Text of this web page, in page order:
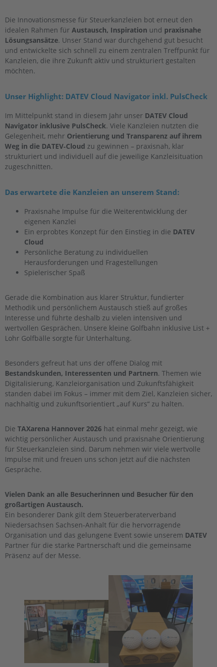
Die Innovationsmesse für Steuerkanzleien bot erneut den
idealen Rahmen für Austausch, Inspiration und praxisnahe
Lösungsansätze. Unser Stand war durchgehend gut besucht
und entwickelte sich schnell zu einem zentralen Treffpunkt für
Kanzleien, die ihre Zukunft aktiv und strukturiert gestalten
möchten.
Unser Highlight: DATEV Cloud Navigator inkl. PulsCheck
Im Mittelpunkt stand in diesem Jahr unser DATEV Cloud
Navigator inklusive PulsCheck. Viele Kanzleien nutzten die
Gelegenheit, mehr Orientierung und Transparenz auf ihrem
Weg in die DATEV‑Cloud zu gewinnen – praxisnah, klar
strukturiert und individuell auf die jeweilige Kanzleisituation
zugeschnitten.
Das erwartete die Kanzleien an unserem Stand:
Praxisnahe Impulse für die Weiterentwicklung der
eigenen Kanzlei
Ein erprobtes Konzept für den Einstieg in die DATEV
Cloud
Persönliche Beratung zu individuellen
Herausforderungen und Fragestellungen
Spielerischer Spaß
Gerade die Kombination aus klarer Struktur, fundierter
Methodik und persönlichem Austausch stieß auf großes
Interesse und führte deshalb zu vielen intensiven und
wertvollen Gesprächen. Unsere kleine Golfbahn inklusive List +
Lohr Golfbälle sorgte für Unterhaltung.
Besonders gefreut hat uns der offene Dialog mit
Bestandskunden, Interessenten und Partnern. Themen wie
Digitalisierung, Kanzleiorganisation und Zukunftsfähigkeit
standen dabei im Fokus – immer mit dem Ziel, Kanzleien sicher,
nachhaltig und zukunftsorientiert „auf Kurs“ zu halten.
Die TAXarena Hannover 2026 hat einmal mehr gezeigt, wie
wichtig persönlicher Austausch und praxisnahe Orientierung
für Steuerkanzleien sind. Darum nehmen wir viele wertvolle
Impulse mit und freuen uns schon jetzt auf die nächsten
Gespräche.
Vielen Dank an alle Besucherinnen und Besucher für den
großartigen Austausch.
Ein besonderer Dank gilt dem Steuerberaterverband
Niedersachsen Sachsen-Anhalt für die hervorragende
Organisation und das gelungene Event sowie unserem DATEV
Partner für die starke Partnerschaft und die gemeinsame
Präsenz auf der Messe.